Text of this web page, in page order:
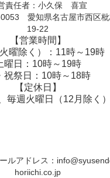
責任者：小久保 喜宣
愛知県名古屋市西区
19-22
【営業時間】
曜除く）：11時～19時
曜日：10時～19時
祝祭日：10時～18時
【定休日】
毎週火曜日（12月除く）
ルアドレス：
horiichi.co.jp